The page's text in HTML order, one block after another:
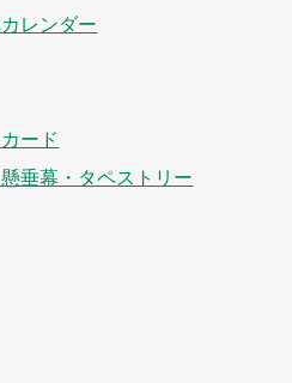
レンダー
ード
垂幕・タペストリー